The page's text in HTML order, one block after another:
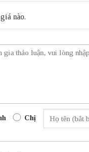
nào.
Chị